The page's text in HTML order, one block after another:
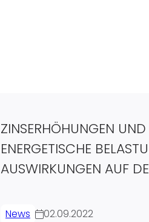
ZINSERHÖHUNGEN UND
ENERGETISCHE
AUSWIRKUNGEN AUF
News 02.09.2022